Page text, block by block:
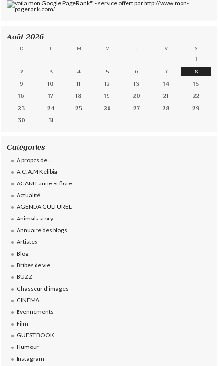
Août 2026
D L M M J V S
1
2
3 4 5 6 7
8
9
10 11 12 13 14
15
16
17 18 19 20 21
22
23
24 25 26 27 28
29
30
31
Catégories
A propos de...
A.C.A.M Kélibia
ACAM Faune et flore
Actualité
AGENDA CULTUREL
Animals story
Annuaire des blogs
Artistes
Blog
Bribes de vie
BUZZ
Chasseur d'images
CINEMA
Evennements
Film
GUEST BOOK
Humour
Instagram